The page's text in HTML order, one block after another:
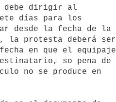
días para los
desde la fecha de la
la protesta deberá ser
en que el equipaje
so pena de
no se produce en